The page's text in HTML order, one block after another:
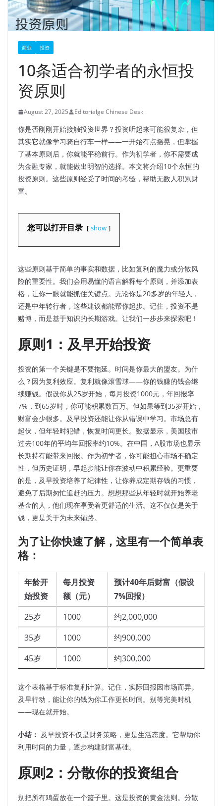
商业 投资
10条适合初学者的永恒投
资原则
August 27, 2025 Editorialge Chinese Desk
你是否刚刚开始接触投资世界？投资听起来可能很复杂，但
其实它就像学习骑自行车一样——一开始有点摇晃，但掌握
了基本原则后，你就能平稳前行。作为初学者，你不需要成
为金融专家，就能做出明智的选择。本文将介绍10个永恒的
投资原则。这些原则经受了时间的考验，帮助无数人积累财
富。
您可以打开目录 show
这些原则基于简单的事实和数据，比如复利的魔力或分散风
险的重要性。我们会用易懂的语言解释每个原则，并添加表
格，让你一眼就能抓住关键点。无论你是20多岁的年轻人，
还是中年转行者，这些建议都能帮你起步。记住，投资不是
赌博，而是基于知识的长期游戏。让我们一步步来探索吧！
原则1：及早开始投资
投资的第一个关键是不要拖延。时间是你最大的盟友。为什
么？因为复利效应。复利就像滚雪球——你的钱赚的钱会继
续赚钱。假设你从25岁开始，每月投资1000元，年回报率
7%，到65岁时，你可能积累数百万。但如果等到35岁开始，
财富会少很多。及早投资还能让你从错误中学习。市场总有
起伏，但年轻时犯错，恢复时间更长。数据显示，美国股市
过去100年的平均年回报率约10%。在中国，A股市场也显示
长期持有能带来回报。作为初学者，你可能担心市场不确定
性，但历史证明，早起步能让你在波动中积累经验。更重要
的是，及早投资培养了纪律性，让你养成定期存钱的习惯，
避免了后期匆忙追赶的压力。想想那些从年轻时就开始养老
基金的人，他们现在享受着更舒适的生活。这不仅仅是关于
钱，更是关于为未来铺路。
为了让你快速了解，这里有一个简单表
格：
年龄开
始投资
每月投资
额（元）
预计40年后财富（假设
7%回报）
25岁
1000
约2,000,000
35岁
1000
约900,000
45岁
1000 约300,000
这个表格基于标准复利计算。记住，实际回报因市场而异。
及早行动，能让你的钱为你工作更长时间。别等完美时机
——现在就开始。
小结： 及早投资不仅是财务策略，更是生活态度。它帮助你
利用时间的力量，逐步构建财富基础。
原则2：分散你的投资组合
别把所有鸡蛋放在一个篮子里。这是投资的黄金法则。分散